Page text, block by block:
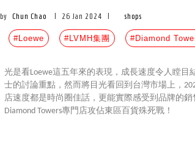
by Chun Chao 26 Jan 2024 shops
#Loewe #LVMH集團 #Diamond
光是看Loewe這五年來的表現，成長速度令人瞠目
士的討論重點，然而將目光看回到台灣市場上，
店速度都是時尚圈佳話，更能實際感受到品牌的
Diamond Towers專門店攻佔東區百貨殊死戰！